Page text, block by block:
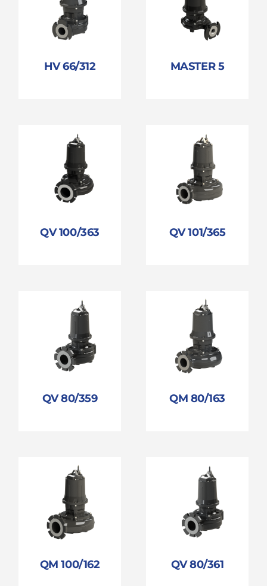
HV 66/312 MASTER 5
QV 100/363 QV 101/365
QV 80/359 QM 80/163
QM 100/162 QV 80/361